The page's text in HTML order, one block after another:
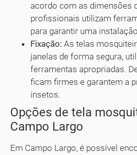
acordo com as dimensões
profissionais utilizam
para garantir uma
Fixação: As telas
janelas de forma segura,
ferramentas apropriadas.
ficam firmes e garantem a
insetos.
Opções de tela
Campo Largo
Em Campo Largo, é possível